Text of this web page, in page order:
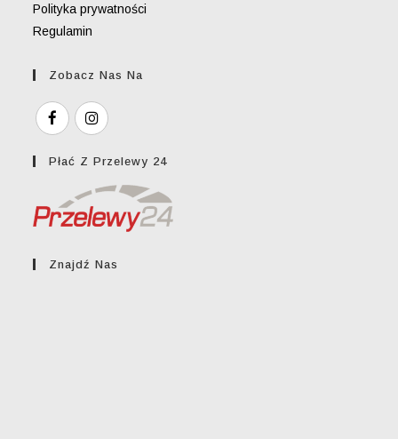
Polityka prywatności
Regulamin
Zobacz Nas Na
Płać Z Przelewy 24
Znajdź Nas